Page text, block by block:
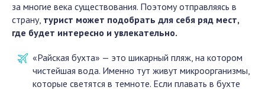
за многие века существования. Поэтому отправляясь в
страну, турист может подобрать для себя ряд мест,
где будет интересно и увлекательно.
«Райская бухта» — это шикарный пляж, на котором
чистейшая вода. Именно тут живут микроорганизмы,
которые светятся в темноте. Если плавать в бухте